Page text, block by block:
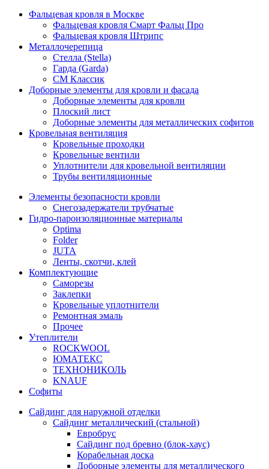
Фальцевая кровля в Москве
Фальцевая кровля Смарт Фальц Про
Фальцевая кровля Штрипс
Металлочерепица
Стелла (Stella)
Гарда (Garda)
СМ Классик
Доборные элементы для кровли и фасада
Доборные элементы для кровли
Плоский лист
Доборные элементы для металлических софитов
Кровельная вентиляция
Кровельные проходки
Кровельные вентили
Уплотнители для кровельной вентиляции
Трубы вентиляционные
Элементы безопасности кровли
Снегозадержатели трубчатые
Гидро-пароизоляционные материалы
Optima
Folder
JUTA
Ленты, скотчи, клей
Комплектующие
Саморезы
Заклепки
Кровельные уплотнители
Ремонтная эмаль
Прочее
Утеплители
ROCKWOOL
ЮМАТЕКС
ТЕХНОНИКОЛЬ
KNAUF
Софиты
Сайдинг для наружной отделки
Сайдинг металлический (стальной)
Евробрус
Сайдинг под бревно (блок-хаус)
Корабельная доска
Доборные элементы для металлического